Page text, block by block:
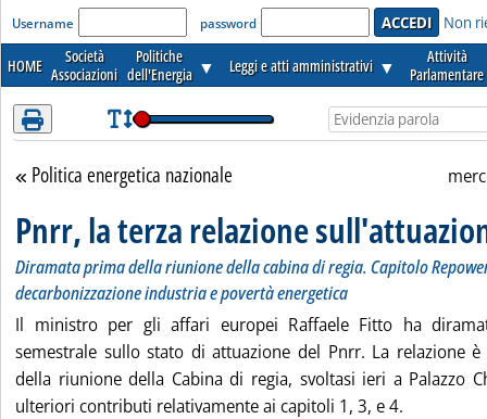
'Modulo Login per accedere'
Username password Non
HOME
Società
Associazioni
Politiche
dell'Energia ▼ Leggi e atti amministrativi ▼
Attività
Parlamentare
Torna alla sezione
Politica energetica nazionale
Pnrr, la terza relazione
Diramata prima della riunione della cabina di regia. Capitolo
decarbonizzazione industria e povertà energetica
Il ministro per gli affari europei Raffaele Fitto ha
semestrale sullo stato di attuazione del Pnrr. La relazione
della riunione della Cabina di regia, svoltasi ieri a Palazzo
ulteriori contributi relativamente ai capitoli 1, 3, e 4.